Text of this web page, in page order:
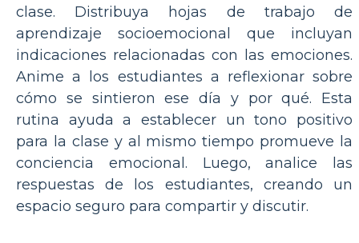
clase. Distribuya hojas de trabajo de
aprendizaje socioemocional que incluyan
indicaciones relacionadas con las emociones.
Anime a los estudiantes a reflexionar sobre
cómo se sintieron ese día y por qué. Esta
rutina ayuda a establecer un tono positivo
para la clase y al mismo tiempo promueve la
conciencia emocional. Luego, analice las
respuestas de los estudiantes, creando un
espacio seguro para compartir y discutir.